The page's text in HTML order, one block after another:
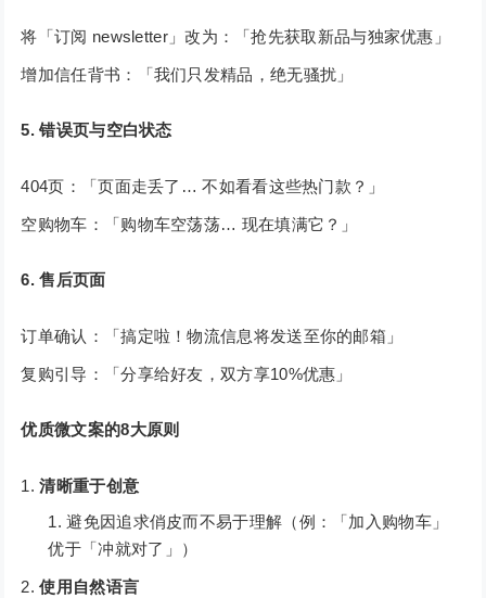
将「订阅 newsletter」改为：「抢先获取新品与独家优惠」
增加信任背书：「我们只发精品，绝无骚扰」
5. 错误页与空白状态
404页：「页面走丢了… 不如看看这些热门款？」
空购物车：「购物车空荡荡… 现在填满它？」
6. 售后页面
订单确认：「搞定啦！物流信息将发送至你的邮箱」
复购引导：「分享给好友，双方享10%优惠」
优质微文案的8大原则
清晰重于创意
避免因追求俏皮而不易于理解（例：「加入购物车」
优于「冲就对了」）
使用自然语言